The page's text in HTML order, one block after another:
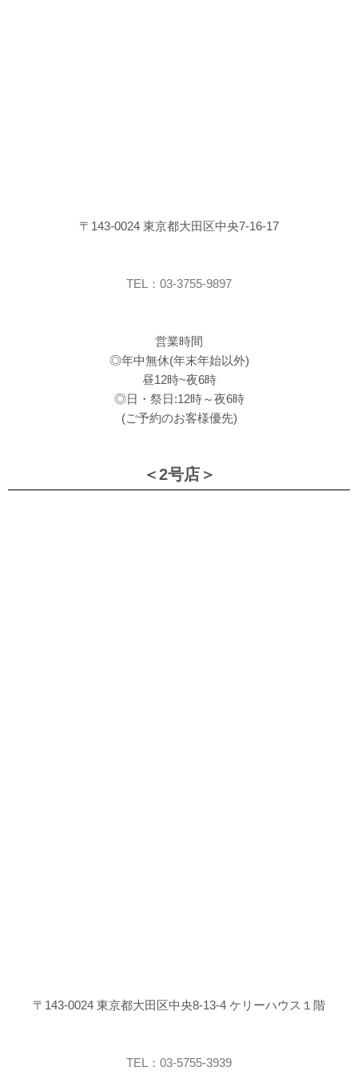
〒143-0024 東京都大田区中央7-16-17
TEL：03-3755-9897
営業時間
◎年中無休(年末年始以外)
昼12時~夜6時
◎日・祭日:12時～夜6時
(ご予約のお客様優先)
＜2号店＞
〒143-0024 東京都大田区中央8-13-4 ケリーハウス１階
TEL：03-5755-3939